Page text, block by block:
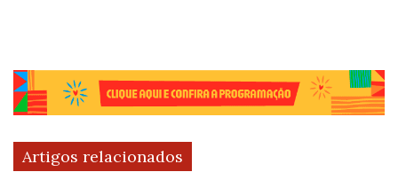
Artigos relacionados